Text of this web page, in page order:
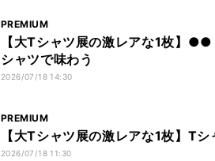
PREMIUM
【大Tシャツ展の激レアな1枚】
シャツで味わう
2026/07/18 14:30
PREMIUM
【大Tシャツ展の激レアな1枚】T
2026/07/18 11:30